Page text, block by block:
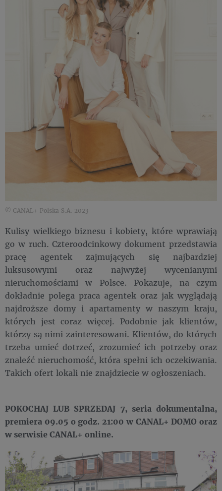
© CANAL+ Polska S.A. 2023
Kulisy wielkiego biznesu i kobiety, które wprawiają
go w ruch. Czteroodcinkowy dokument przedstawia
pracę agentek zajmujących się najbardziej
luksusowymi oraz najwyżej wycenianymi
nieruchomościami w Polsce. Pokazuje, na czym
dokładnie polega praca agentek oraz jak wyglądają
najdroższe domy i apartamenty w naszym kraju,
których jest coraz więcej. Podobnie jak klientów,
którzy są nimi zainteresowani. Klientów, do których
trzeba umieć dotrzeć, zrozumieć ich potrzeby oraz
znaleźć nieruchomość, która spełni ich oczekiwania.
Takich ofert lokali nie znajdziecie w ogłoszeniach.
POKOCHAJ LUB SPRZEDAJ 7, seria dokumentalna,
premiera 09.05 o godz. 21:00 w CANAL+ DOMO oraz
w serwisie CANAL+ online.